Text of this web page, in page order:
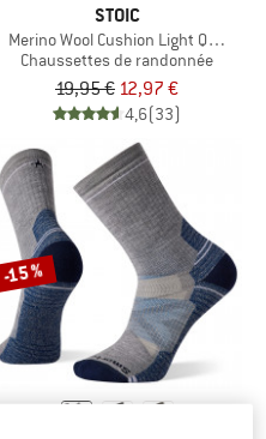
STOIC
Merino Wool Cushion Light Quarter
Chaussettes de randonnée
19,95 € 12,97 €
4,6(33)
-15 %